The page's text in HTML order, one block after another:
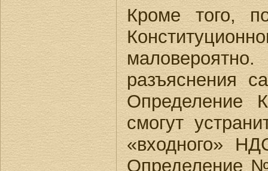
Кроме того,
разъяснения
смогут
«входного»
Определение